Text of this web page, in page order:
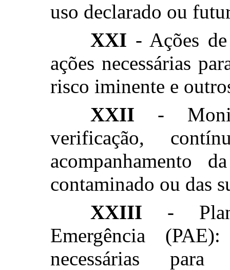
uso declarado ou
XXI - Ações
ações necessárias
risco iminente e
XXII -
verificação,
acompanhamento
contaminado ou das
XXIII -
Emergência
necessárias